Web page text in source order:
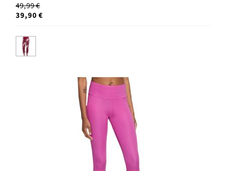
49,99 €
39,90 €